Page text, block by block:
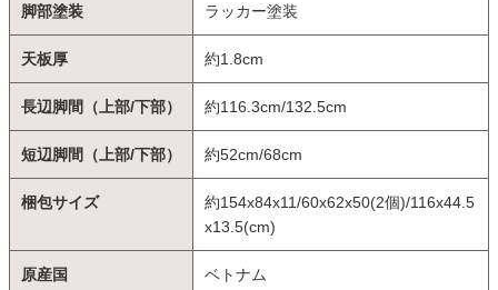
脚部塗装 ラッカー塗装
天板厚 約1.8cm
長辺脚間（上部/下部） 約116.3cm/132.5cm
短辺脚間（上部/下部） 約52cm/68cm
梱包サイズ
約154x84x11/60x62x50(2個)/116x44.5
x13.5(cm)
原産国 ベトナム